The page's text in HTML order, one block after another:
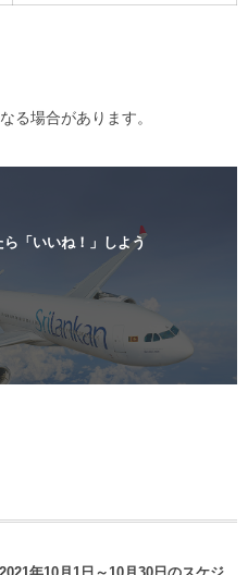
る場合があります。
「いいね！」しよう